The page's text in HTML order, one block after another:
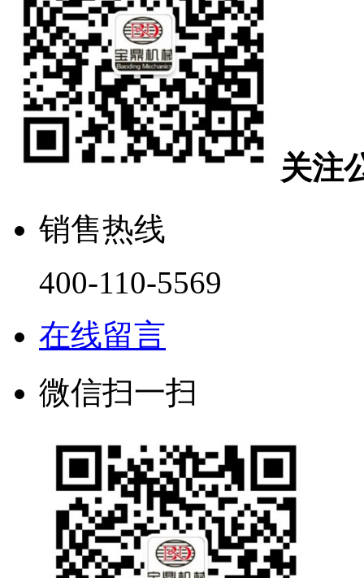
关注
销售热线
400-110-5569
在线留言
微信扫一扫